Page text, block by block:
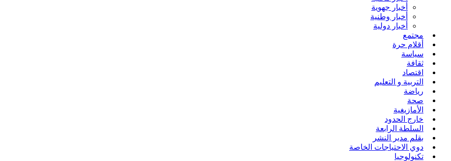
أخبار جهوية
أخبار وطنية
أخبار دولية
مجتمع
أقلام حرة
سياسة
ثقافة
اقتصاد
التربية و التعليم
رياضة
صحة
الأمازيغية
خارج الحدود
السلطة الرابعة
بقلم مدير النشر
دوي الاحتياجات الخاصة
تكنولوجيا